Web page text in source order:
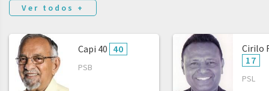
Ver todos +
Capi 40 40
PSB
Cirilo
17
PSL